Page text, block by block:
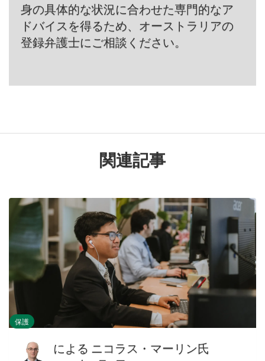
身の具体的な状況に合わせた専門的なア
ドバイスを得るため、オーストラリアの
登録弁護士にご相談ください。
関連記事
保護
による ニコラス・マーリン氏